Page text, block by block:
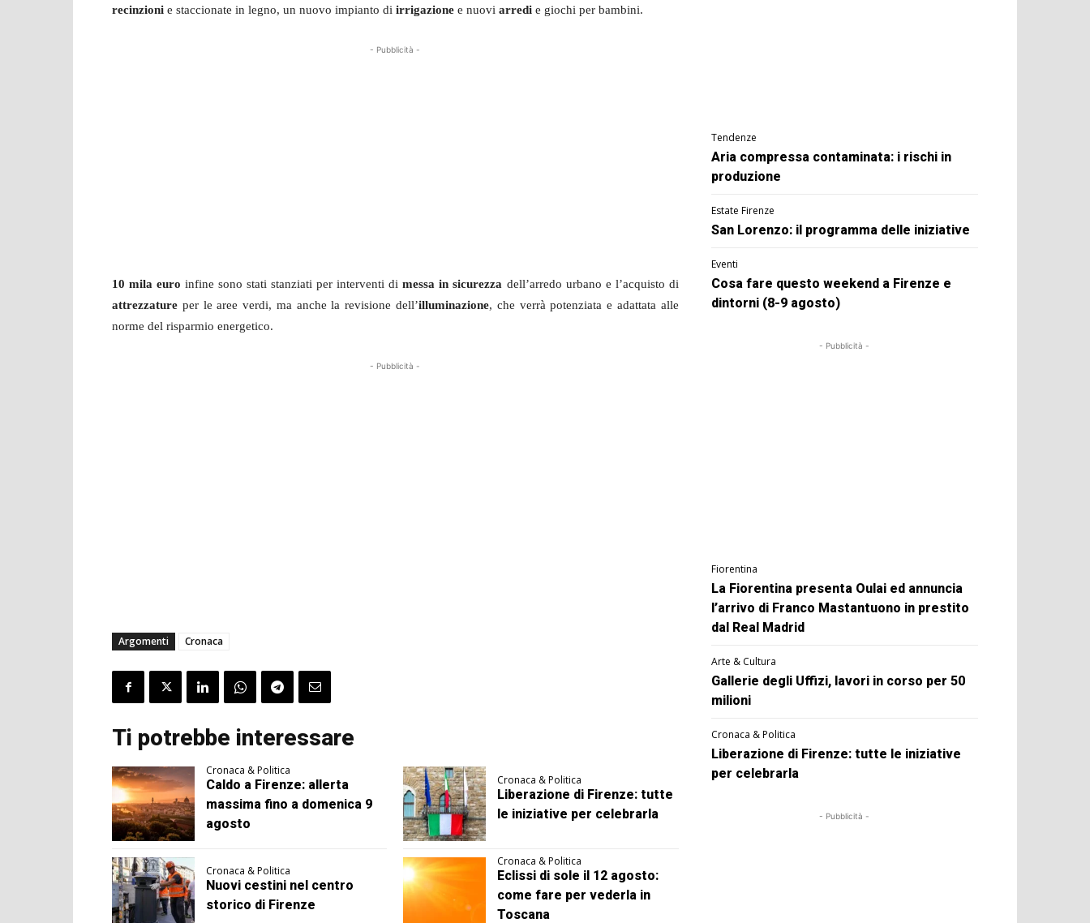
recinzioni e staccionate in legno, un nuovo impianto di irrigazione e nuovi arredi e giochi per bambini.
- Pubblicità -
10 mila euro infine sono stati stanziati per interventi dimessa in sicurezza dell’arredo urbano e l’acquisto di
attrezzature per le aree verdi, ma anche la revisione dell’illuminazione, che verrà potenziata e adattata alle
norme del risparmio energetico.
- Pubblicità -
Argomenti Cronaca
Ti potrebbe interessare
Cronaca & Politica
Caldo a Firenze: allerta
massima fino a domenica 9
agosto
Cronaca & Politica
Liberazione di Firenze: tutte
le iniziative per celebrarla
Cronaca & Politica
Nuovi cestini nel centro
storico di Firenze
Cronaca & Politica
Eclissi di sole il 12 agosto:
come fare per vederla in
Toscana
Tendenze
Aria compressa contaminata: i rischi in
produzione
Estate Firenze
San Lorenzo: il programma delle iniziative
Eventi
Cosa fare questo weekend a Firenze e
dintorni (8-9 agosto)
- Pubblicità -
Fiorentina
La Fiorentina presenta Oulai ed annuncia
l’arrivo di Franco Mastantuono in prestito
dal Real Madrid
Arte & Cultura
Gallerie degli Uffizi, lavori in corso per 50
milioni
Cronaca & Politica
Liberazione di Firenze: tutte le iniziative
per celebrarla
- Pubblicità -